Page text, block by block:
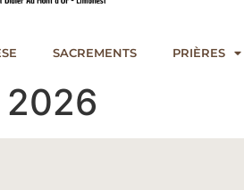
SACREMENTS PRIÈRES
2026